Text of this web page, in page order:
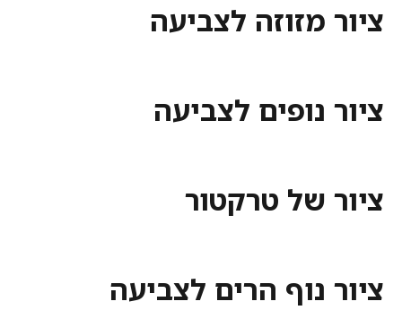
ציור מזוזה לצביעה
ציור נופים לצביעה
ציור של טרקטור
ציור נוף הרים לצביעה